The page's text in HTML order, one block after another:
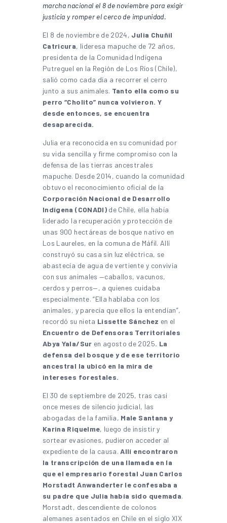
marcha nacional el 8 de noviembre para exigir
justicia y romper el cerco de impunidad.
El 8 de noviembre de 2024, Julia Chuñil
Catricura, lideresa mapuche de 72 años,
presidenta de la Comunidad Indígena
Putreguel en la Región de Los Ríos (Chile),
salió como cada día a recorrer el cerro
junto a sus animales. Tanto ella como su
perro “Cholito” nunca volvieron. Y
desde entonces, se encuentra
desaparecida.
Julia era reconocida en su comunidad por
su vida sencilla y firme compromiso con la
defensa de las tierras ancestrales
mapuche. Desde 2014, cuando la comunidad
obtuvo el reconocimiento oficial de la
Corporación Nacional de Desarrollo
Indígena (CONADI)de Chile, ella había
liderado la recuperación y protección de
unas 900 hectáreas de bosque nativo en
Los Laureles, en la comuna de Máfil. Allí
construyó su casa sin luz eléctrica, se
abastecía de agua de vertiente y convivía
con sus animales —caballos, vacunos,
cerdos y perros—, a quienes cuidaba
especialmente. “Ella hablaba con los
animales, y parecía que ellos la entendían”,
recordó su nieta Lissette Sánchez en el
Encuentro de Defensoras Territoriales
Abya Yala/Sur en agosto de 2025. La
defensa del bosque y de ese territorio
ancestral la ubicó en la mira de
intereses forestales.
El 30 de septiembre de 2025, tras casi
once meses de silencio judicial, las
abogadas de la familia, Male Santana y
Karina Riquelme, luego de insistir y
sortear evasiones, pudieron acceder al
expediente de la causa.Allí encontraron
la transcripción de una llamada en la
que el empresario forestal Juan Carlos
Morstadt Anwanderter le confesaba a
su padre que Julia había sido quemada.
Morstadt, descendiente de colonos
alemanes asentados en Chile en el siglo XIX